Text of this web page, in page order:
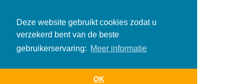
Deze website gebruikt cookies zodat u
verzekerd bent van de beste
gebruikerservaring: Meer informatie
OK